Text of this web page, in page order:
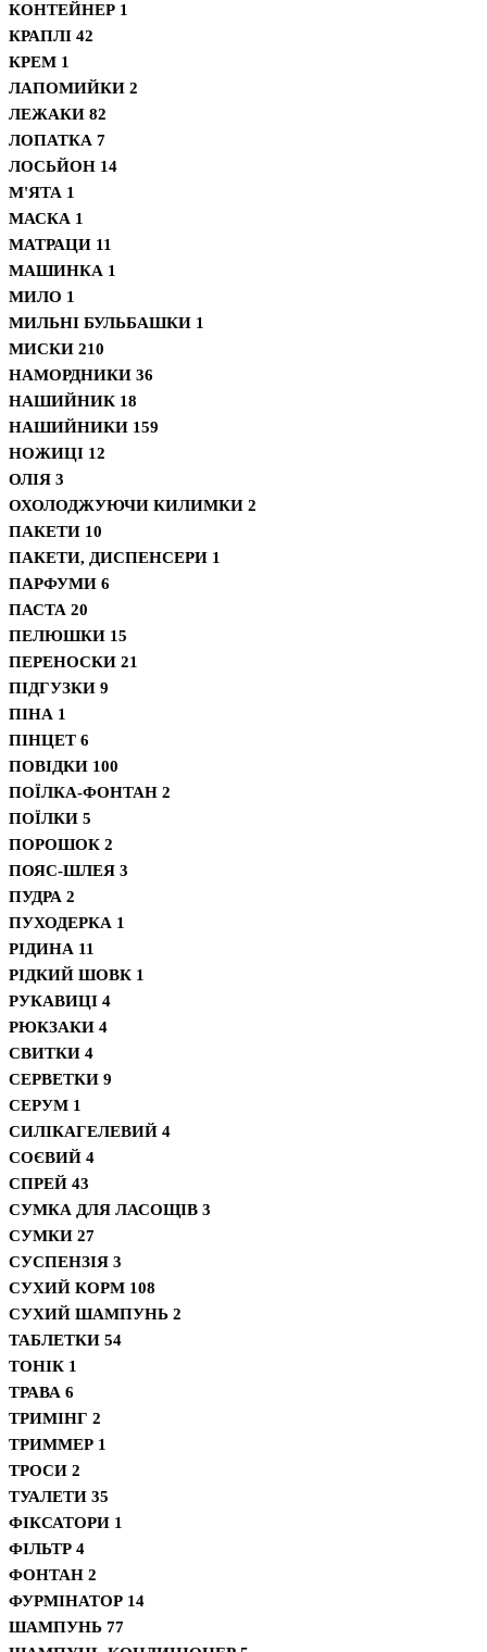
КОНТЕЙНЕР 1
КРАПЛІ 42
КРЕМ 1
ЛАПОМИЙКИ 2
ЛЕЖАКИ 82
ЛОПАТКА 7
ЛОСЬЙОН 14
М'ЯТА 1
МАСКА 1
МАТРАЦИ 11
МАШИНКА 1
МИЛО 1
МИЛЬНІ БУЛЬБАШКИ 1
МИСКИ 210
НАМОРДНИКИ 36
НАШИЙНИК 18
НАШИЙНИКИ 159
НОЖИЦІ 12
ОЛІЯ 3
ОХОЛОДЖУЮЧИ КИЛИМКИ 2
ПАКЕТИ 10
ПАКЕТИ, ДИСПЕНСЕРИ 1
ПАРФУМИ 6
ПАСТА 20
ПЕЛЮШКИ 15
ПЕРЕНОСКИ 21
ПІДГУЗКИ 9
ПІНА 1
ПІНЦЕТ 6
ПОВІДКИ 100
ПОЇЛКА-ФОНТАН 2
ПОЇЛКИ 5
ПОРОШОК 2
ПОЯС-ШЛЕЯ 3
ПУДРА 2
ПУХОДЕРКА 1
РІДИНА 11
РІДКИЙ ШОВК 1
РУКАВИЦІ 4
РЮКЗАКИ 4
СВИТКИ 4
СЕРВЕТКИ 9
СЕРУМ 1
СИЛІКАГЕЛЕВИЙ 4
СОЄВИЙ 4
СПРЕЙ 43
СУМКА ДЛЯ ЛАСОЩІВ 3
СУМКИ 27
СУСПЕНЗІЯ 3
СУХИЙ КОРМ 108
СУХИЙ ШАМПУНЬ 2
ТАБЛЕТКИ 54
ТОНІК 1
ТРАВА 6
ТРИМІНГ 2
ТРИММЕР 1
ТРОСИ 2
ТУАЛЕТИ 35
ФІКСАТОРИ 1
ФІЛЬТР 4
ФОНТАН 2
ФУРМІНАТОР 14
ШАМПУНЬ 77